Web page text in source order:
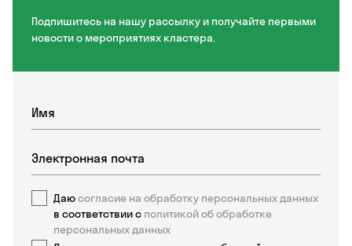
Подпишитесь на нашу рассылку и получайте первыми
новости о мероприятиях кластера.
Даюсогласие на обработку персональных данных
в соответствии с политикой об обработке
персональных данных